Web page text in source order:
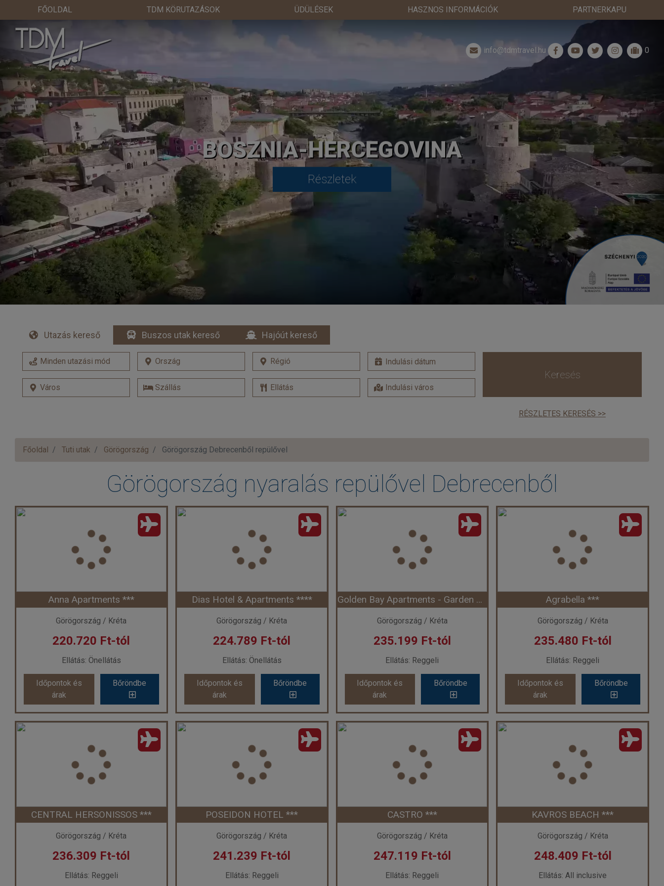
FŐOLDAL TDM KÖRUTAZÁSOK ÜDÜLÉSEK HASZNOS INFORMÁCIÓK PARTNERKAPU
info@tdmtravel.hu 0
BOSZNIA-HERCEGOVINA
Részletek
Utazás kereső Buszos utak kereső Hajóút kereső
Keresés
RÉSZLETES KERESÉS >>
Főoldal Tuti utak Görögország Görögország Debrecenből repülővel
Görögország nyaralás repülővel Debrecenből
Anna Apartments ***
Görögország / Kréta
220.720 Ft-tól
Ellátás: Önellátás
Időpontok és
árak
Bőröndbe
Anna Apartments ***
Görögország
Kokkini Hani
Utazás módja:
Repülővel
Ellátás:
Önellátás
Szálláskategória:Hotel ***
már 220.720 Ft-tól
Dias Hotel & Apartments ****
Görögország / Kréta
224.789 Ft-tól
Ellátás: Önellátás
Időpontok és
árak
Bőröndbe
Dias Hotel & Apartments ****
Görögország
Stalis
Utazás módja:
Repülővel
Ellátás:
Önellátás
Szálláskategória:Hotel ****
már 224.789 Ft-tól
Golden Bay Apartments - Garden Haven ***
Görögország / Kréta
235.199 Ft-tól
Ellátás: Reggeli
Időpontok és
árak
Bőröndbe
Golden Bay Apartments - Garden Haven ***
Görögország
Malia
Utazás módja:
Repülővel
Ellátás:
Reggeli
Szálláskategória:Hotel ***
már 235.199 Ft-tól
Agrabella ***
Görögország / Kréta
235.480 Ft-tól
Ellátás: Reggeli
Időpontok és
árak
Bőröndbe
Agrabella ***
Görögország
Hersonissos
Utazás módja:
Repülővel
Ellátás:
Reggeli
Szálláskategória:
már 235.480 Ft-tól
CENTRAL HERSONISSOS ***
Görögország / Kréta
236.309 Ft-tól
Ellátás: Reggeli
POSEIDON HOTEL ***
Görögország / Kréta
241.239 Ft-tól
Ellátás: Reggeli
CASTRO ***
Görögország / Kréta
247.119 Ft-tól
Ellátás: Reggeli
KAVROS BEACH ***
Görögország / Kréta
248.409 Ft-tól
Ellátás: All inclusive